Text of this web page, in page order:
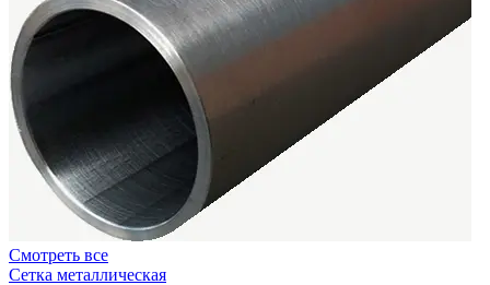
Смотреть все
Сетка металлическая